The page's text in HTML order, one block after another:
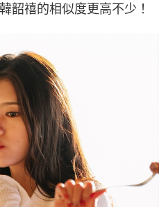
韶禧的相似度更高不少！